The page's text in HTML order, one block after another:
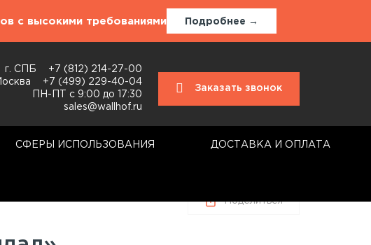
с высокими требованиями Подробнее →
г. СПБ
+7 (812) 214-27-00
+7 (499) 229-40-04
ПН-ПТ с 9:00 до 17:30
sales@wallhof.ru
Заказать звонок
СФЕРЫ ИСПОЛЬЗОВАНИЯ ДОСТАВКА И ОПЛАТА
Поделиться